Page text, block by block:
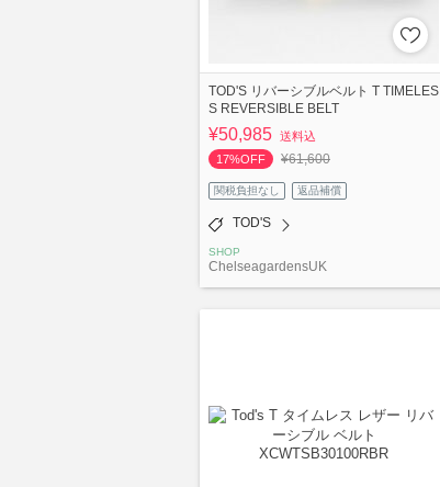
TOD'S リバーシブルベルト T TIMELES
S REVERSIBLE BELT
¥50,985 送料込
17%OFF
¥61,600
関税負担なし 返品補償
TOD'S
SHOP
ChelseagardensUK